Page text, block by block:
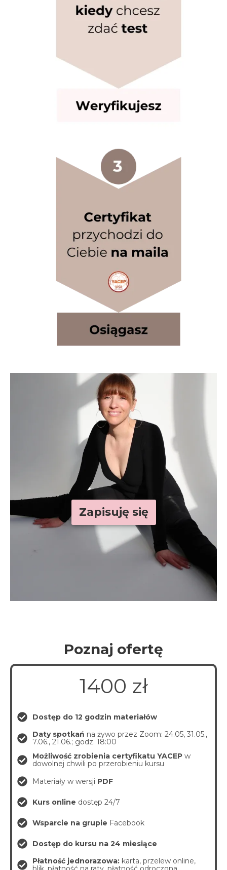
Zapisuję się
Poznaj ofertę
1400 zł
Dostęp do 12 godzin materiałów
Daty spotkań na żywo przez Zoom: 24.05, 31.05.,
7.06., 21.06.; godz. 18:00
Możliwość zrobienia certyfikatu YACEP w
dowolnej chwili po przerobieniu kursu
Materiały w wersji PDF
Kurs online dostęp 24/7
Wsparcie na grupie Facebook
Dostęp do kursu na 24 miesiące
Płatność jednorazowa: karta, przelew online,